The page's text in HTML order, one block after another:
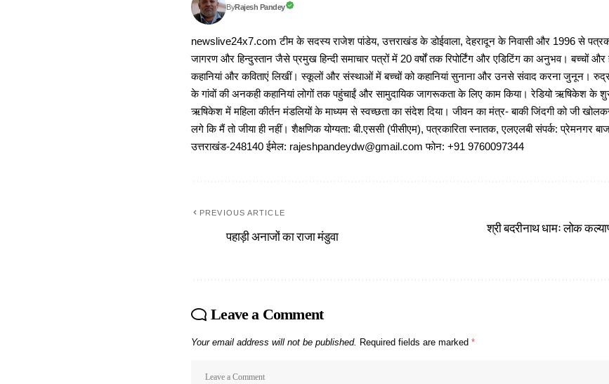
ByRajesh Pandey
newslive24x7.com टीम के सदस्य राजेश पांडेय, उत्तराखंड के डोईवाला, देहरादून के निवासी और 1996 से
जागरण और हिन्दुस्तान जैसे प्रमुख हिन्दी समाचार पत्रों में 20 वर्षों तक रिपोर्टिंग और एडिटिंग का अनुभव। बच्चों
कहानियां और कविताएं लिखीं। स्कूलों और संस्थाओं में बच्चों को कहानियां सुनाना और उनसे संवाद करना जुनून।
के गांवों की अनकही कहानियां लोगों तक पहुंचाईं और सामुदायिक जागरूकता के लिए काम किया। रेडियो ऋषिकेश के
ऋषिकेश में महिला कीर्तन मंडलियों के माध्यम से स्वच्छता का संदेश दिया। जीवन का मंत्र- बाकी जिंदगी को जी
लगे कि मैं तो जीया ही नहीं। शैक्षणिक योग्यता: बी.एससी (पीसीएम), पत्रकारिता स्नातक, एलएलबी संपर्क: प्रेमनगर
उत्तराखंड-248140 ईमेल: rajeshpandeydw@gmail.com फोन: +91 9760097344
PREVIOUS ARTICLE
पहाड़ी अनाजों का राजा मंडुवा
श्री बदरीनाथ धामः लोक
Leave a Comment
Your email address will not be published. Required fields are marked *